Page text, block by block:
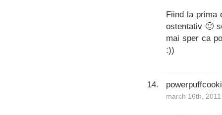
Fiind la prima
ostentativ 🙂
mai sper ca
:))
march 16th,